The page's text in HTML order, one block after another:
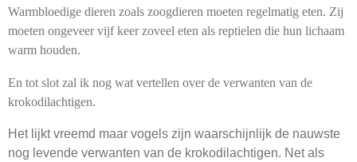
Warmbloedige dieren zoals zoogdieren moeten regelmatig eten. Zij
moeten ongeveer vijf keer zoveel eten als reptielen die hun lichaam
warm houden.
En tot slot zal ik nog wat vertellen over de verwanten van de
krokodilachtigen.
Het lijkt vreemd maar vogels zijn waarschijnlijk de nauwste
nog levende verwanten van de krokodilachtigen. Net als